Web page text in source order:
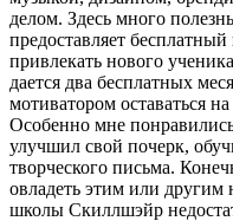
делом. Здесь много
предоставляет
привлекать нового
дается два бесплатных
мотиватором оставаться
Особенно мне
улучшил свой почерк,
творческого письма.
овладеть этим или
школы Скиллшэйр